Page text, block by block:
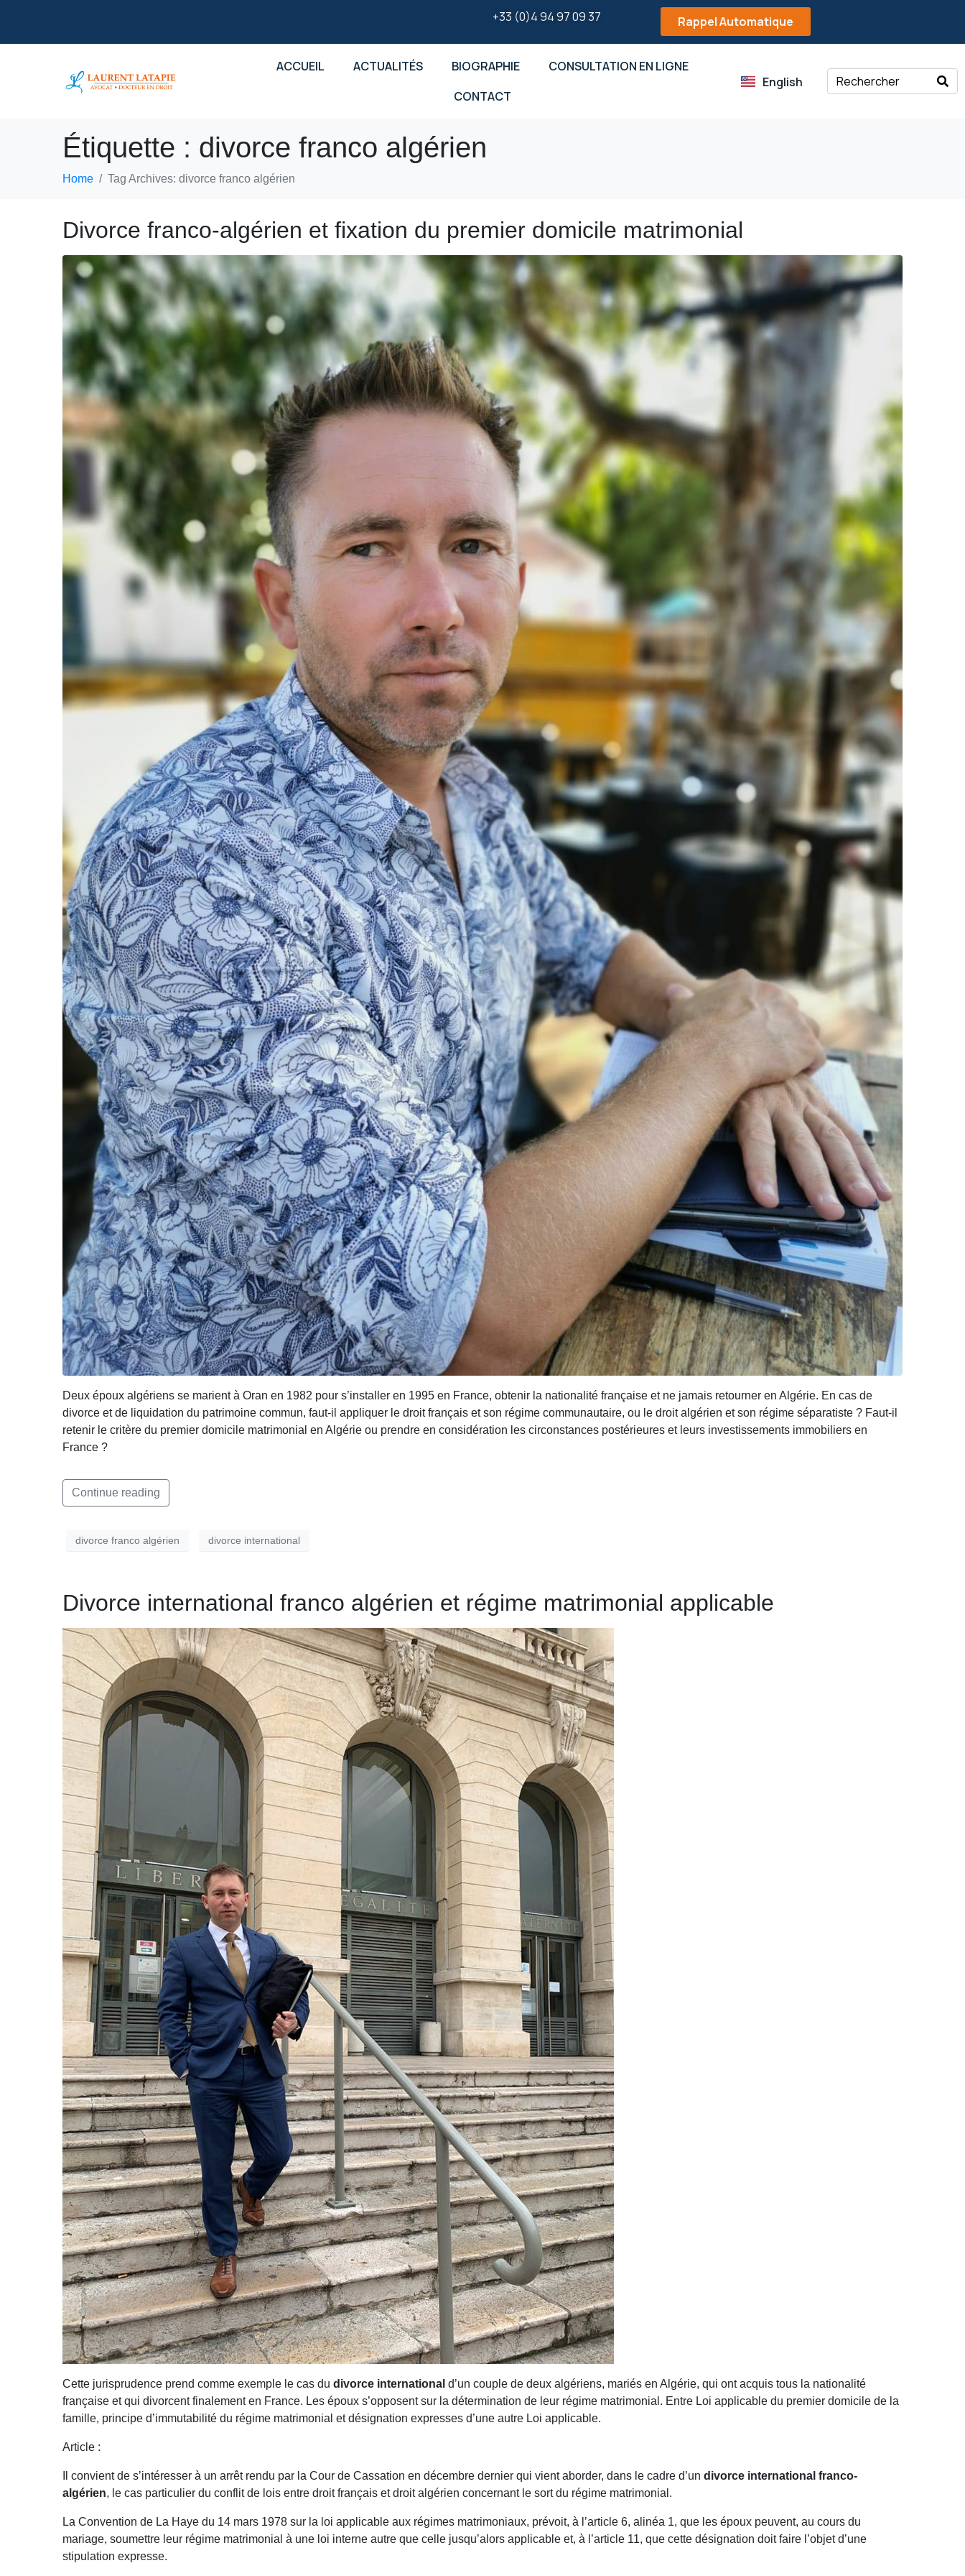
+33 (0)4 94 97 09 37 Rappel Automatique
ACCUEIL ACTUALITÉS BIOGRAPHIE
CONSULTATION EN LIGNE
CONTACT
English
Étiquette : divorce franco algérien
Home Tag Archives: divorce franco algérien
Divorce franco-algérien et fixation du premier domicile matrimonial
Deux époux algériens se marient à Oran en 1982 pour s’installer en 1995 en France, obtenir la nationalité française et ne jamais retourner en Algérie. En cas de
divorce et de liquidation du patrimoine commun, faut-il appliquer le droit français et son régime communautaire, ou le droit algérien et son régime séparatiste ? Faut-il
retenir le critère du premier domicile matrimonial en Algérie ou prendre en considération les circonstances postérieures et leurs investissements immobiliers en
France ?
Continue reading
divorce franco algérien divorce international
Divorce international franco algérien et régime matrimonial applicable
Cette jurisprudence prend comme exemple le cas dudivorce international d’un couple de deux algériens, mariés en Algérie, qui ont acquis tous la nationalité
française et qui divorcent finalement en France. Les époux s’opposent sur la détermination de leur régime matrimonial. Entre Loi applicable du premier domicile de la
famille, principe d’immutabilité du régime matrimonial et désignation expresses d’une autre Loi applicable.
Article :
Il convient de s’intéresser à un arrêt rendu par la Cour de Cassation en décembre dernier qui vient aborder, dans le cadre d’undivorce international franco-
algérien, le cas particulier du conflit de lois entre droit français et droit algérien concernant le sort du régime matrimonial.
La Convention de La Haye du 14 mars 1978 sur la loi applicable aux régimes matrimoniaux, prévoit, à l’article 6, alinéa 1, que les époux peuvent, au cours du
mariage, soumettre leur régime matrimonial à une loi interne autre que celle jusqu’alors applicable et, à l’article 11, que cette désignation doit faire l’objet d’une
stipulation expresse.